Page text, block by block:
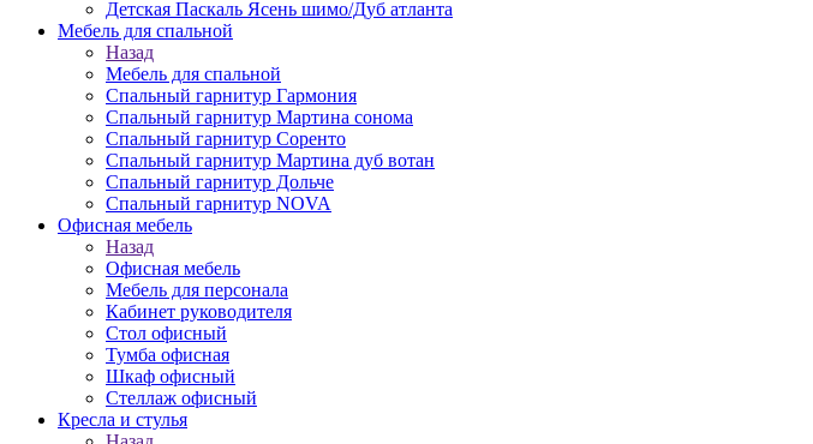
Детская Паскаль Ясень шимо/Дуб атланта
Мебель для спальной
Назад
Мебель для спальной
Спальный гарнитур Гармония
Спальный гарнитур Мартина сонома
Спальный гарнитур Соренто
Спальный гарнитур Мартина дуб вотан
Спальный гарнитур Дольче
Спальный гарнитур NOVA
Офисная мебель
Назад
Офисная мебель
Мебель для персонала
Кабинет руководителя
Стол офисный
Тумба офисная
Шкаф офисный
Стеллаж офисный
Кресла и стулья